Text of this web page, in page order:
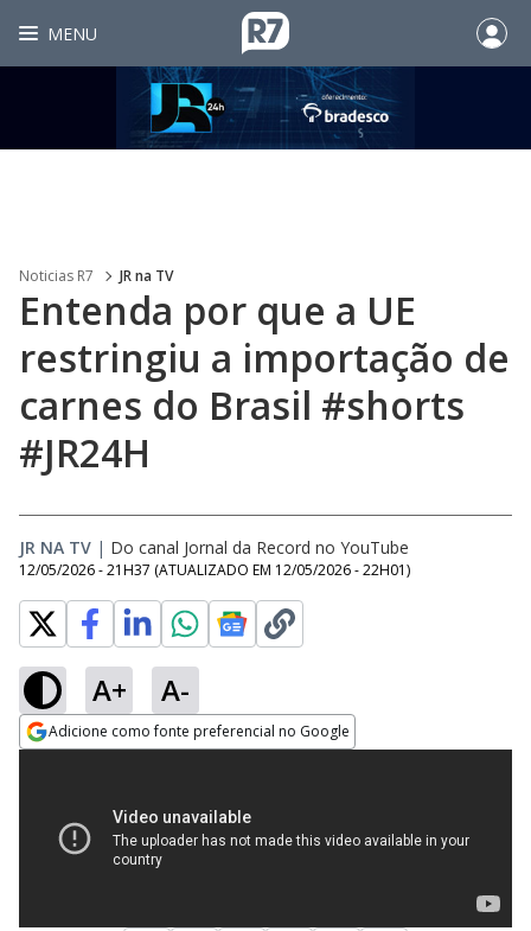
MENU
Noticias R7 JR na TV
Entenda por que a UE
restringiu a importação de
carnes do Brasil #shorts
#JR24H
JR NA TV | Do canal Jornal da Record no YouTube
12/05/2026 - 21H37 (ATUALIZADO EM 12/05/2026 - 22H01)
A+ A-
Adicione como fonte preferencial no Google